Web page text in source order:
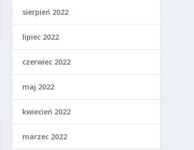
sierpień 2022
lipiec 2022
czerwiec 2022
maj 2022
kwiecień 2022
marzec 2022